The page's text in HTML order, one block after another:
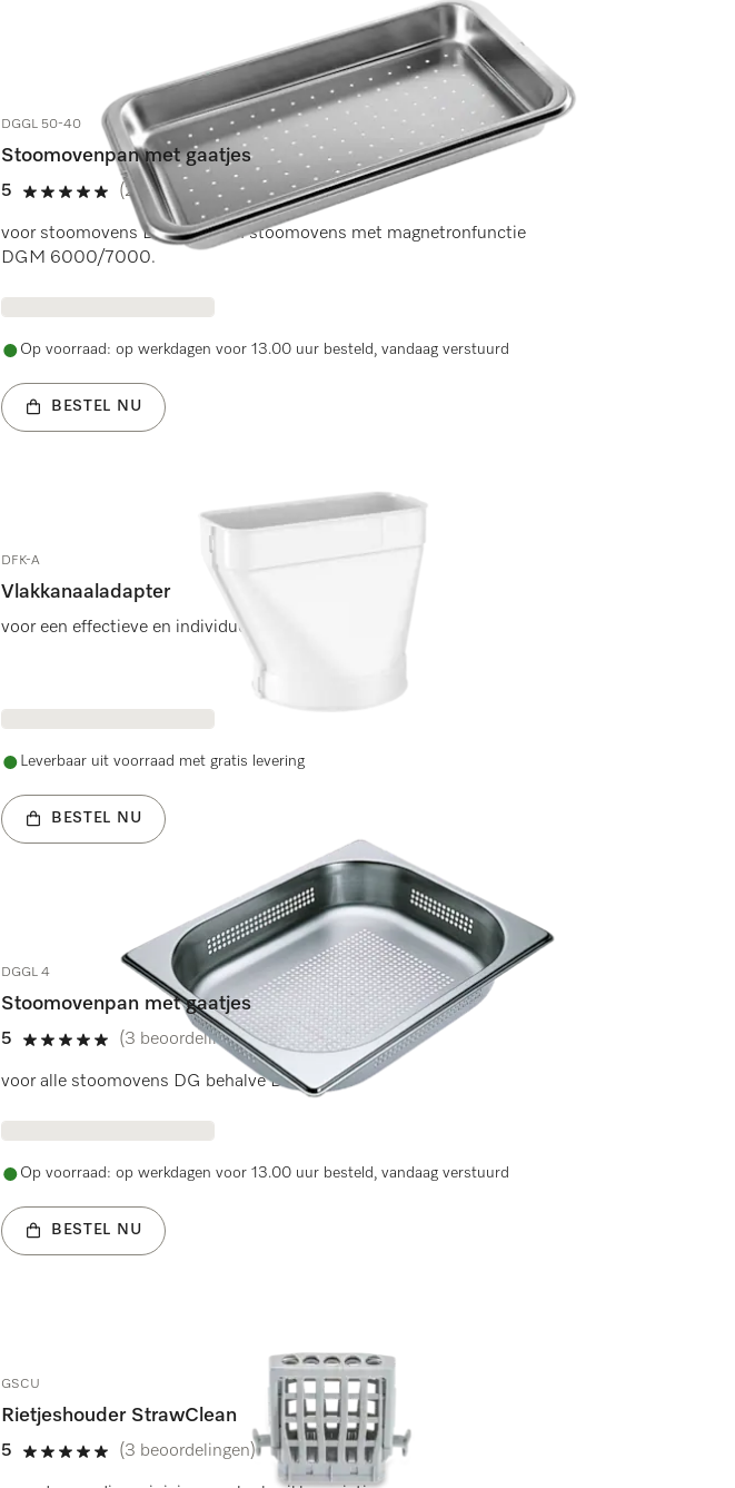
DGGL 50-40
Stoomovenpan met gaatjes
5
5 sterren op 5
(2 beoordelingen)
voor stoomovens DG 7000 en stoomovens met magnetronfunctie
DGM 6000/7000.
Op voorraad: op werkdagen voor 13.00 uur besteld, vandaag verstuurd
BESTEL NU
DFK-A
Vlakkanaaladapter
voor een effectieve en individuele luchtgeleiding.
Leverbaar uit voorraad met gratis levering
BESTEL NU
DGGL 4
Stoomovenpan met gaatjes
5
5 sterren op 5
(3 beoordelingen)
voor alle stoomovens DG behalve DG 7000.
Op voorraad: op werkdagen voor 13.00 uur besteld, vandaag verstuurd
BESTEL NU
GSCU
Rietjeshouder StrawClean
5
5 sterren op 5
(3 beoordelingen)